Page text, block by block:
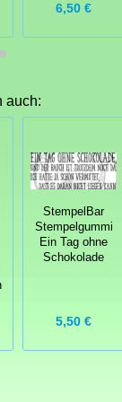
6,50 €
auch:
StempelBar
Stempelgummi
Ein Tag ohne
Schokolade
5,50 €